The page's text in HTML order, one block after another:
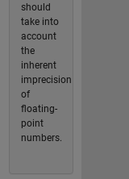
should
take into
account
the
inherent
imprecision
of
floating-
point
numbers.